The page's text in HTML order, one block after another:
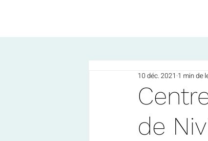
de
10 déc. 2021 1 min de